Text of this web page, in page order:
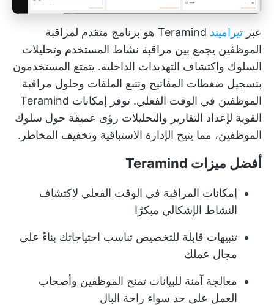
عبر تيراميند
Teramind هو برنامج متقدم لمراقبة
الموظفين يجمع بين مراقبة نشاط المستخدم وتحليلات
السلوك واكتشاف التهديدات الداخلية. يتمتع المستخدمون
بتسجيل ضغطات المفاتيح وتتبع الملفات وحلول مراقبة
الموظفين في الوقت الفعلي. توفر إمكانات Teramind
القوية لإعداد التقارير والتحليلات رؤى عميقة حول سلوك
الموظفين، مما يتيح الإدارة الاستباقية وتخفيف المخاطر.
أفضل ميزات Teramind
إمكانات المراقبة في الوقت الفعلي لاكتشاف
النشاط الإشكالي مبكرًا
تنبيهات قابلة للتخصيص تناسب احتياجاتك بناءً على
مجال عملك
معالجة آمنة للبيانات تمنح الموظفين وأصحاب
العمل على حد سواء راحة البال